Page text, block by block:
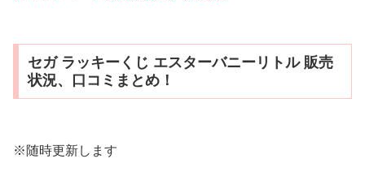
セガ ラッキーくじ エスターバニーリトル 販売
状況、口コミまとめ！
※随時更新します